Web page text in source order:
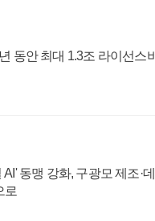
동안 최대 1.3조 라이선스비
동맹 강화, 구광모 제조·데
로